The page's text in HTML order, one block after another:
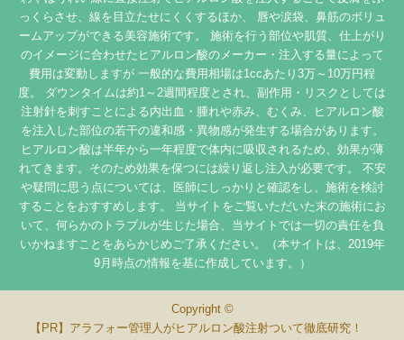
っくらさせ、線を目立たせにくくするほか、 唇や涙袋、鼻筋のボリュ
ームアップができる美容施術です。 施術を行う部位や肌質、仕上がり
のイメージに合わせたヒアルロン酸のメーカー・注入する量によって
費用は変動しますが 一般的な費用相場は1ccあたり3万～10万円程
度。 ダウンタイムは約1～2週間程度とされ、副作用・リスクとしては
注射針を刺すことによる内出血・腫れや赤み、むくみ、ヒアルロン酸
を注入した部位の若干の違和感・異物感が発生する場合があります。
ヒアルロン酸は半年から一年程度で体内に吸収されるため、効果が薄
れてきます。そのため効果を保つには繰り返し注入が必要です。 不安
や疑問に思う点については、医師にしっかりと確認をし、施術を検討
することをおすすめします。 当サイトをご覧いただいた末の施術にお
いて、何らかのトラブルが生じた場合、当サイトでは一切の責任を負
いかねますことをあらかじめご了承ください。（本サイトは、2019年
9月時点の情報を基に作成しています。）
Copyright ©
アラフォー管理人がヒアルロン酸注射ついて徹底研究！